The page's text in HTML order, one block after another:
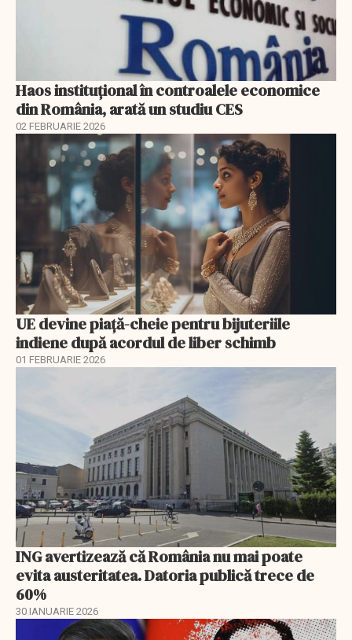
Haos instituțional în controalele economice
din România, arată un studiu CES
02 FEBRUARIE 2026
UE devine piață-cheie pentru bijuteriile
indiene după acordul de liber schimb
01 FEBRUARIE 2026
ING avertizează că România nu mai poate
evita austeritatea. Datoria publică trece de
60%
30 IANUARIE 2026